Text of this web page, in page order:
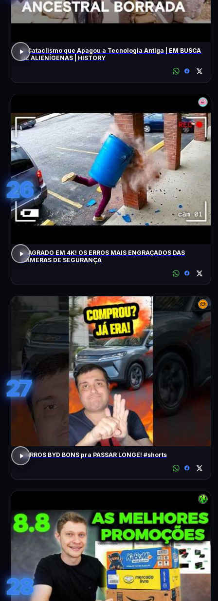
O Cataclismo que Apagou a Tecnologia Antiga | EM BUSCA
DE ALIENÍGENAS | HISTORY
26
FLAGRADO EM 4K! OS ERROS MAIS ENGRAÇADOS DAS
CÂMERAS DE SEGURANÇA
27
CARROS BYD BONS pra PASSAR LONGE! #shorts
28